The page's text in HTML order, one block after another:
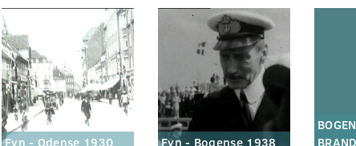
Fyn - Odense 1930 Fyn - Bogense 1938